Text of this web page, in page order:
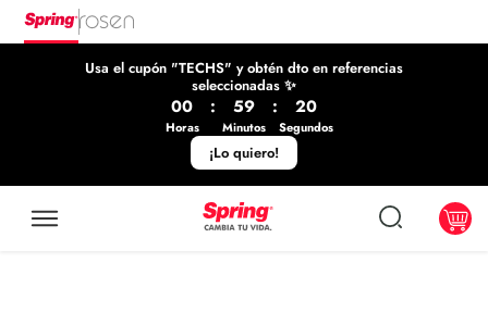
Usa el cupón "TECHS" y obtén dto en referencias
seleccionadas ✨
00
Horas
: 59
Minutos
: 20
Segundos
¡Lo quiero!